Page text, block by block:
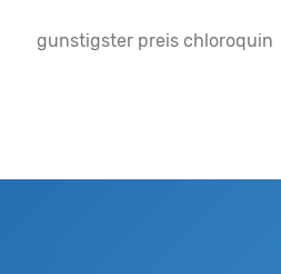
gunstigster preis chloroquin